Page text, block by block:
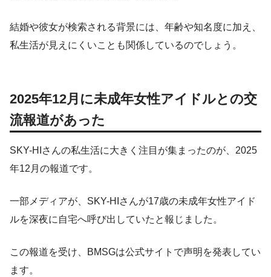
結婚や彼女が検索される背景には、年齢や知名度に加え、
私生活が見えにくいことも関係しているのでしょう。
2025年12月に未成年女性アイドルとの交
流報道があった
SKY-HIさんの私生活に大きく注目が集まったのが、2025
年12月の報道です。
一部メディアが、SKY-HIさんが17歳の未成年女性アイド
ルを深夜に自宅へ呼び出していたと報じました。
この報道を受け、BMSGは公式サイトで声明を発表してい
ます。